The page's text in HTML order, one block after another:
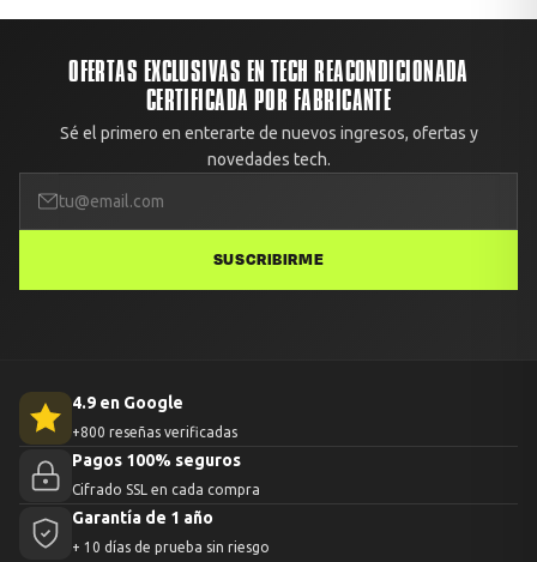
OFERTAS EXCLUSIVAS EN TECH REACONDICIONADA
CERTIFICADA POR FABRICANTE
Sé el primero en enterarte de nuevos ingresos, ofertas y
novedades tech.
SUSCRIBIRME
4.9 en Google
+800 reseñas verificadas
Pagos 100% seguros
Cifrado SSL en cada compra
Garantía de 1 año
+ 10 días de prueba sin riesgo